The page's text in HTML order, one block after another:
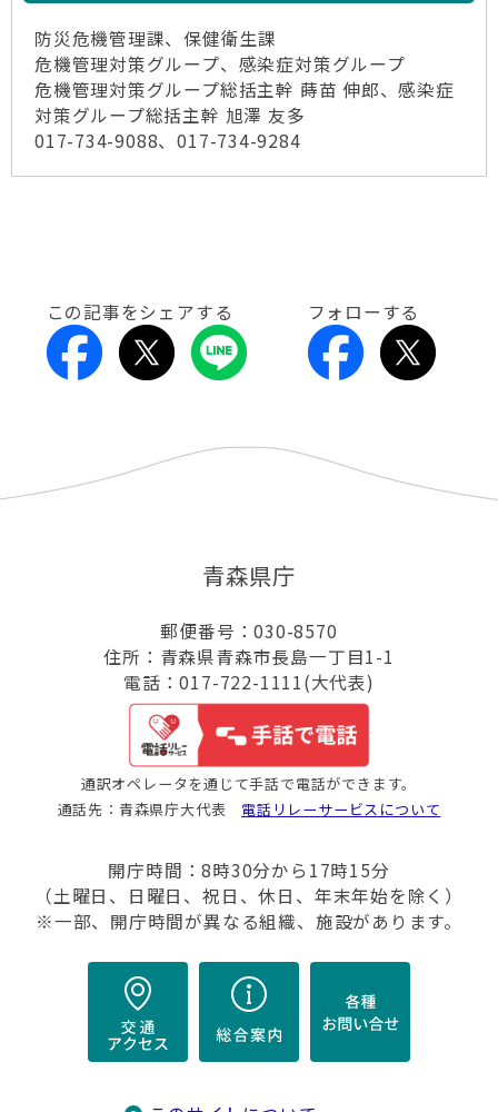
防災危機管理課、保健衛生課
危機管理対策グループ、感染症対策グループ
危機管理対策グループ総括主幹 蒔苗 伸郎、感染症
対策グループ総括主幹 旭澤 友多
017-734-9088、017-734-9284
この記事をシェアする フォローする
青森県庁
郵便番号：030-8570
住所：青森県青森市長島一丁目1-1
電話：017-722-1111(大代表)
通訳オペレータを通じて手話で電話ができます。
通話先：青森県庁大代表 電話リレーサービスについて
開庁時間：8時30分から17時15分
（土曜日、日曜日、祝日、休日、年末年始を除く）
※一部、開庁時間が異なる組織、施設があります。